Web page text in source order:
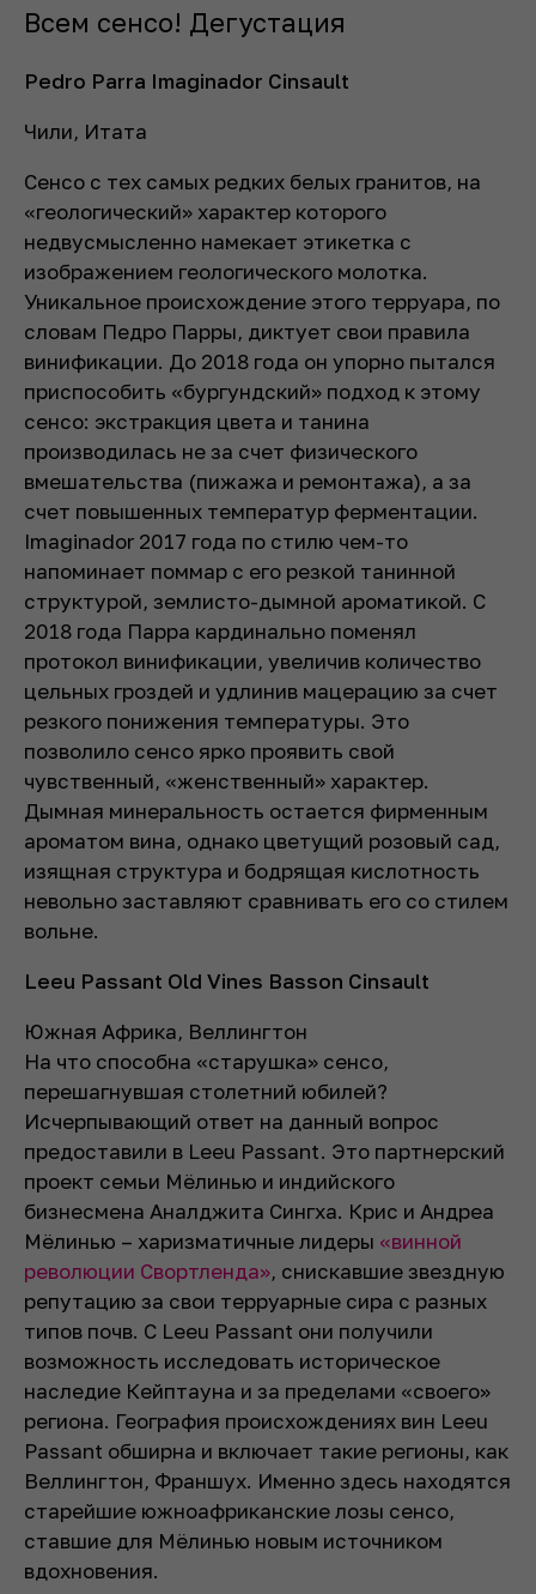
Всем сенсо! Дегустация
Pedro Parra Imaginador Cinsault
Чили, Итата
Сенсо с тех самых редких белых гранитов, на
«геологический» характер которого
недвусмысленно намекает этикетка с
изображением геологического молотка.
Уникальное происхождение этого терруара, по
словам Педро Парры, диктует свои правила
винификации. До 2018 года он упорно пытался
приспособить «бургундский» подход к этому
сенсо: экстракция цвета и танина
производилась не за счет физического
вмешательства (пижажа и ремонтажа), а за
счет повышенных температур ферментации.
Imaginador 2017 года по стилю чем-то
напоминает поммар с его резкой танинной
структурой, землисто-дымной ароматикой. С
2018 года Парра кардинально поменял
протокол винификации, увеличив количество
цельных гроздей и удлинив мацерацию за счет
резкого понижения температуры. Это
позволило сенсо ярко проявить свой
чувственный, «женственный» характер.
Дымная минеральность остается фирменным
ароматом вина, однако цветущий розовый сад,
изящная структура и бодрящая кислотность
невольно заставляют сравнивать его со стилем
вольне.
Leeu Passant Old Vines Basson Cinsault
Южная Африка, Веллингтон
На что способна «старушка» сенсо,
перешагнувшая столетний юбилей?
Исчерпывающий ответ на данный вопрос
предоставили в Leeu Passant. Это партнерский
проект семьи Мёлинью и индийского
бизнесмена Аналджита Сингха. Крис и Андреа
Мёлинью – харизматичные лидеры «винной
революции Свортленда», снискавшие звездную
репутацию за свои терруарные сира с разных
типов почв. С Leeu Passant они получили
возможность исследовать историческое
наследие Кейптауна и за пределами «своего»
региона. География происхождениях вин Leeu
Passant обширна и включает такие регионы, как
Веллингтон, Франшух. Именно здесь находятся
старейшие южноафриканские лозы сенсо,
ставшие для Мёлинью новым источником
вдохновения.